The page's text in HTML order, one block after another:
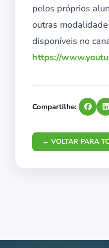
pelos próprios
outras
disponíveis no
https://
Compartilhe:
← VOLTAR PARA